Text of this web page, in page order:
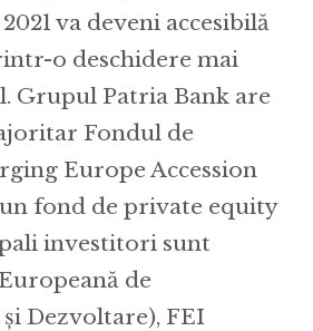
va deveni accesibilă
o deschidere mai
Grupul Patria Bank are
Fondul de
Europe Accession
fond de private equity
investitori sunt
de
Dezvoltare), FEI